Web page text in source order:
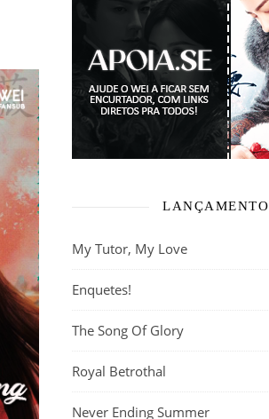
My Tutor, My Love
Enquetes!
The Song Of Glory
Royal Betrothal
Never Ending Summer